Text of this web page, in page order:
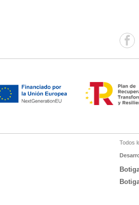
Todos